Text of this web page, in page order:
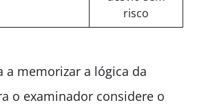
risco
a memorizar a lógica da
o examinador considere o